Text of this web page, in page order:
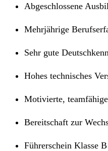
Abgeschlossene
Mehrjährige
Sehr gute
Hohes technisches
Motivierte,
Bereitschaft zur
Führerschein Klasse B